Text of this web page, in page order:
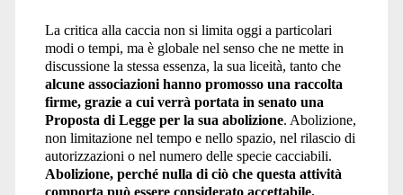
La critica alla caccia non si limita oggi a particolari
modi o tempi, ma è globale nel senso che ne mette in
discussione la stessa essenza, la sua liceità, tanto che
alcune associazioni hanno promosso una raccolta
firme, grazie a cui verrà portata in senato una
Proposta di Legge per la sua abolizione. Abolizione,
non limitazione nel tempo e nello spazio, nel rilascio di
autorizzazioni o nel numero delle specie cacciabili.
Abolizione, perché nulla di ciò che questa attività